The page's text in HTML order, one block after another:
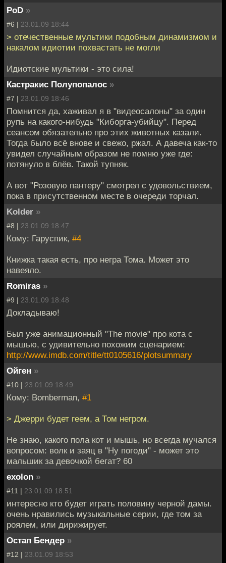
PoD »
#6 | 23.01.09 18:44
> отечественные мультики подобным динамизмом и
накалом идиотии похвастать не могли
Идиотские мультики - это сила!
Кастракис Полупопалос »
#7 | 23.01.09 18:46
Помнится да, хаживал я в "видеосалоны" за один
рупь на какого-нибудь "Киборга-убийцу". Перед
сеансом обязательно про этих животных казали.
Тогда было всё внове и свежо, ржал. А давеча как-то
увидел случайным образом не помню уже где:
потянуло в блёв. Такой тупняк.
А вот "Розовую пантеру" смотрел с удовольствием,
пока в присутственном месте в очереди торчал.
Kolder »
#8 | 23.01.09 18:47
Кому: Гаруспик, #4
Книжка такая есть, про негра Тома. Может это
навеяло.
Romiras »
#9 | 23.01.09 18:48
Докладываю!
Был уже анимационный "The movie" про кота с
мышью, с удивительно похожим сценарием:
http://www.imdb.com/title/tt0105616/plotsummary
Ойген »
#10 | 23.01.09 18:49
Кому: Bomberman, #1
> Джерри будет геем, а Том негром.
Не знаю, какого пола кот и мышь, но всегда мучался
вопросом: волк и заяц в "Ну погоди" - может это
мальшик за девочкой бегат? 60
exolon »
#11 | 23.01.09 18:51
интересно кто будет играть половину черной дамы.
очень нравились музыкальные серии, где том за
роялем, или дирижирует.
Остап Бендер »
#12 | 23.01.09 18:53